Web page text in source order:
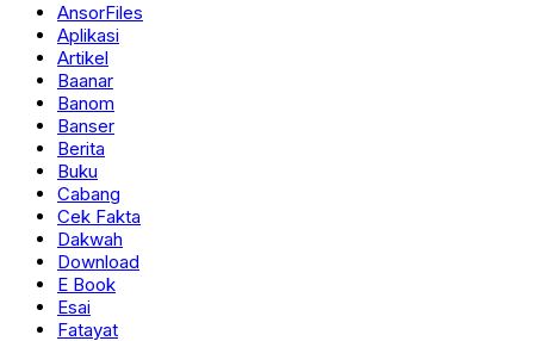
AnsorFiles
Aplikasi
Artikel
Baanar
Banom
Banser
Berita
Buku
Cabang
Cek Fakta
Dakwah
Download
E Book
Esai
Fatayat